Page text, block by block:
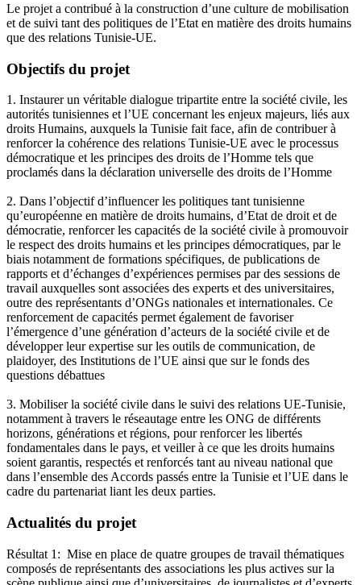
Le projet a contribué à la construction d’une culture de mobilisation
et de suivi tant des politiques de l’Etat en matière des droits humains
que des relations Tunisie-UE.
Objectifs du projet
1. Instaurer un véritable dialogue tripartite entre la société civile, les
autorités tunisiennes et l’UE concernant les enjeux majeurs, liés aux
droits Humains, auxquels la Tunisie fait face, afin de contribuer à
renforcer la cohérence des relations Tunisie-UE avec le processus
démocratique et les principes des droits de l’Homme tels que
proclamés dans la déclaration universelle des droits de l’Homme
2. Dans l’objectif d’influencer les politiques tant tunisienne
qu’européenne en matière de droits humains, d’Etat de droit et de
démocratie, renforcer les capacités de la société civile à promouvoir
le respect des droits humains et les principes démocratiques, par le
biais notamment de formations spécifiques, de publications de
rapports et d’échanges d’expériences permises par des sessions de
travail auxquelles sont associées des experts et des universitaires,
outre des représentants d’ONGs nationales et internationales. Ce
renforcement de capacités permet également de favoriser
l’émergence d’une génération d’acteurs de la société civile et de
développer leur expertise sur les outils de communication, de
plaidoyer, des Institutions de l’UE ainsi que sur le fonds des
questions débattues
3. Mobiliser la société civile dans le suivi des relations UE-Tunisie,
notamment à travers le réseautage entre les ONG de différents
horizons, générations et régions, pour renforcer les libertés
fondamentales dans le pays, et veiller à ce que les droits humains
soient garantis, respectés et renforcés tant au niveau national que
dans l’ensemble des Accords passés entre la Tunisie et l’UE dans le
cadre du partenariat liant les deux parties.
Actualités du projet
Résultat 1: Mise en place de quatre groupes de travail thématiques
composés de représentants des associations les plus actives sur la